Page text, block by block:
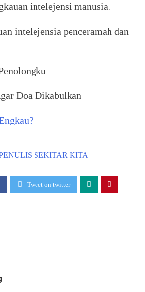
intelejensi manusia.
intelejensia penceramah dan
Doa Dikabulkan
SEKITAR KITA
Tweet on twitter